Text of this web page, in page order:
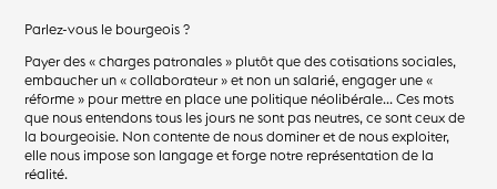
Parlez-vous le bourgeois ?
Payer des « charges patronales » plutôt que des cotisations sociales,
embaucher un « collaborateur » et non un salarié, engager une «
réforme » pour mettre en place une politique néolibérale… Ces mots
que nous entendons tous les jours ne sont pas neutres, ce sont ceux de
la bourgeoisie. Non contente de nous dominer et de nous exploiter,
elle nous impose son langage et forge notre représentation de la
réalité.